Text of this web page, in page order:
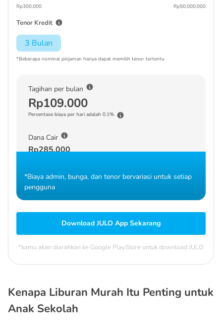
Rp300.000 Rp50.000.000
Tenor Kredit
3 Bulan
*Beberapa nominal pinjaman hanya dapat memilih tenor tertentu
Tagihan per bulan
Rp109.000
Persentase biaya per hari adalah 0.1%
Dana Cair
Rp285.000
*Biaya admin, bunga, dan tenor bervariasi untuk setiap
pengguna
Download JULO App Sekarang
*kamu akan diarahkan ke Google PlayStore untuk download JULO
Kenapa Liburan Murah Itu Penting untuk
Anak Sekolah